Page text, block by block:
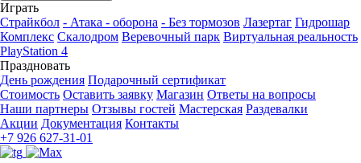
Играть
Страйкбол - Атака - оборона - Без тормозов Лазертаг Гидрошар
Комплекс Скалодром Веревочный парк Виртуальная реальность
PlayStation 4
Праздновать
День рождения Подарочный сертификат
Стоимость Оставить заявку Магазин Ответы на вопросы
Наши партнеры Отзывы гостей Мастерская Раздевалки
Акции Документация Контакты
+7 926 627-31-01